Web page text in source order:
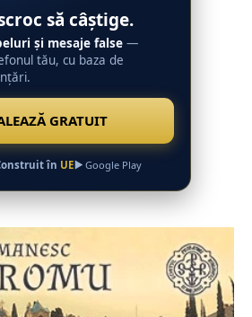
să câștige.
și mesaje false —
tău, cu baza de
GRATUIT
în UE Google Play